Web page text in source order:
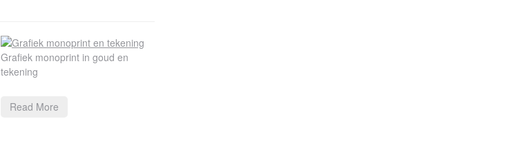
Grafiek monoprint in goud en
tekening
Read More